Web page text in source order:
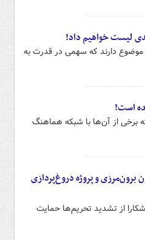
لیست خواهیم داد!
موضوع دارند که سهمی در قدرت به
است!
برخی از آن‌ها با شبکه هماهنگ
و پروژه دروغ‌پردازی
از کشور، آشکارا از تشدید تحریم‌ها حمایت